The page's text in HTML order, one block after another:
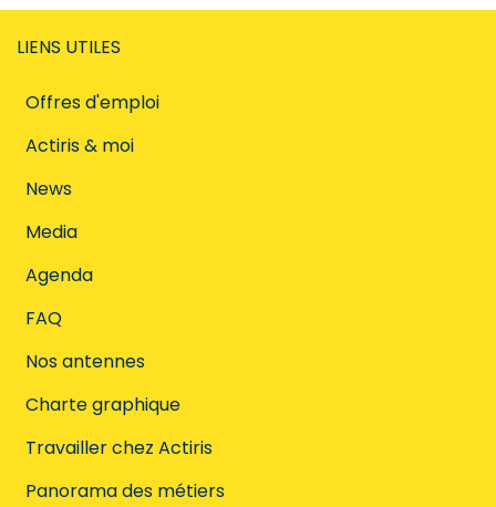
LIENS UTILES
Offres d'emploi
Actiris & moi
News
Media
Agenda
FAQ
Nos antennes
Charte graphique
Travailler chez Actiris
Panorama des métiers